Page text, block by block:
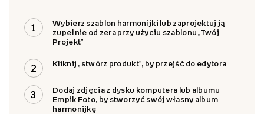
1
Wybierz szablon harmonijki lub zaprojektuj ją
zupełnie od zera przy użyciu szablonu „Twój
Projekt”
2 Kliknij „stwórz produkt”, by przejść do edytora
3
Dodaj zdjęcia z dysku komputera lub albumu
Empik Foto, by stworzyć swój własny album
harmonijkę